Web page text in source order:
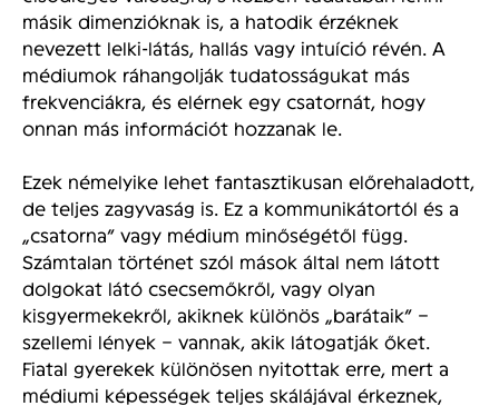
másik dimenzióknak is, a hatodik érzéknek
nevezett lelki-látás, hallás vagy intuíció révén. A
médiumok ráhangolják tudatosságukat más
frekvenciákra, és elérnek egy csatornát, hogy
onnan más információt hozzanak le.
Ezek némelyike lehet fantasztikusan előrehaladott,
de teljes zagyvaság is. Ez a kommunikátortól és a
„csatorna” vagy médium minőségétől függ.
Számtalan történet szól mások által nem látott
dolgokat látó csecsemőkről, vagy olyan
kisgyermekekről, akiknek különös „barátaik” –
szellemi lények – vannak, akik látogatják őket.
Fiatal gyerekek különösen nyitottak erre, mert a
médiumi képességek teljes skálájával érkeznek,